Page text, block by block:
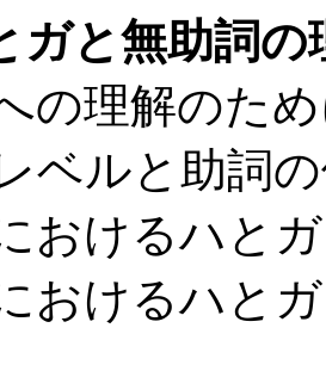
ガと無助詞の
の理解のた
ベルと助詞
おけるハと
おけるハと